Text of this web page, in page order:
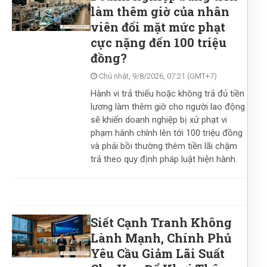
chỉ đạo 'nóng': Siết chặt nạn dạy
cấm thi khảo sát vào lớp 1
nghiệp 100% vốn Nhà nước: Bắt
điều lệ theo Công điện 52/CĐ-TTg
làm thêm giờ của nhân
viên đối mặt mức phạt
cực nặng đến 100 triệu
đồng?
Chủ nhật, 9/8/2026, 07:21 (GMT+7)
Hành vi trả thiếu hoặc không trả đủ tiền
lương làm thêm giờ cho người lao động
sẽ khiến doanh nghiệp bị xử phạt vi
phạm hành chính lên tới 100 triệu đồng
và phải bồi thường thêm tiền lãi chậm
trả theo quy định pháp luật hiện hành.
Siết Cạnh Tranh Không
Lành Mạnh, Chính Phủ
Yêu Cầu Giảm Lãi Suất